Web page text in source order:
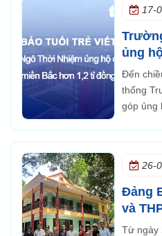
những
hải đảo..
17-
ủng
hơn
Đến
thống
góp ủng
26-
Đảng
và
chức
Từ ngày